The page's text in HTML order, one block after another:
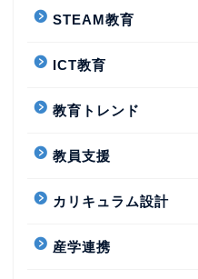
STEAM教育
ICT教育
教育トレンド
教員支援
カリキュラム設計
産学連携